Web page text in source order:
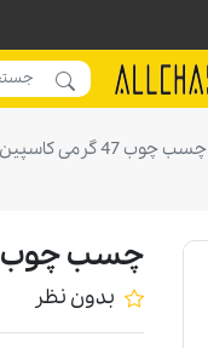
چسب چوب 47 گرمی كاسپین
چسب چوب 47 گرمی كاسپین
بدون نظر